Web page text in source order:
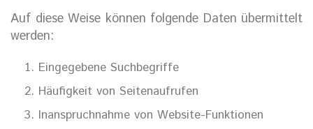
Auf diese Weise können folgende Daten übermittelt
werden:
Eingegebene Suchbegriffe
Häufigkeit von Seitenaufrufen
Inanspruchnahme von Website-Funktionen